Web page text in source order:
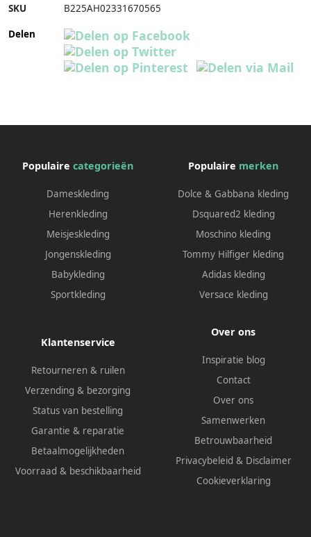
SKU B225AH02331670565
Delen
Populaire categorieën
Dameskleding
Herenkleding
Meisjeskleding
Jongenskleding
Babykleding
Sportkleding
Populaire merken
Dolce & Gabbana kleding
Dsquared2 kleding
Moschino kleding
Tommy Hilfiger kleding
Adidas kleding
Versace kleding
Klantenservice
Retourneren & ruilen
Verzending & bezorging
Status van bestelling
Garantie & reparatie
Betaalmogelijkheden
Voorraad & beschikbaarheid
Over ons
Inspiratie blog
Contact
Over ons
Samenwerken
Betrouwbaarheid
Privacybeleid & Disclaimer
Cookieverklaring